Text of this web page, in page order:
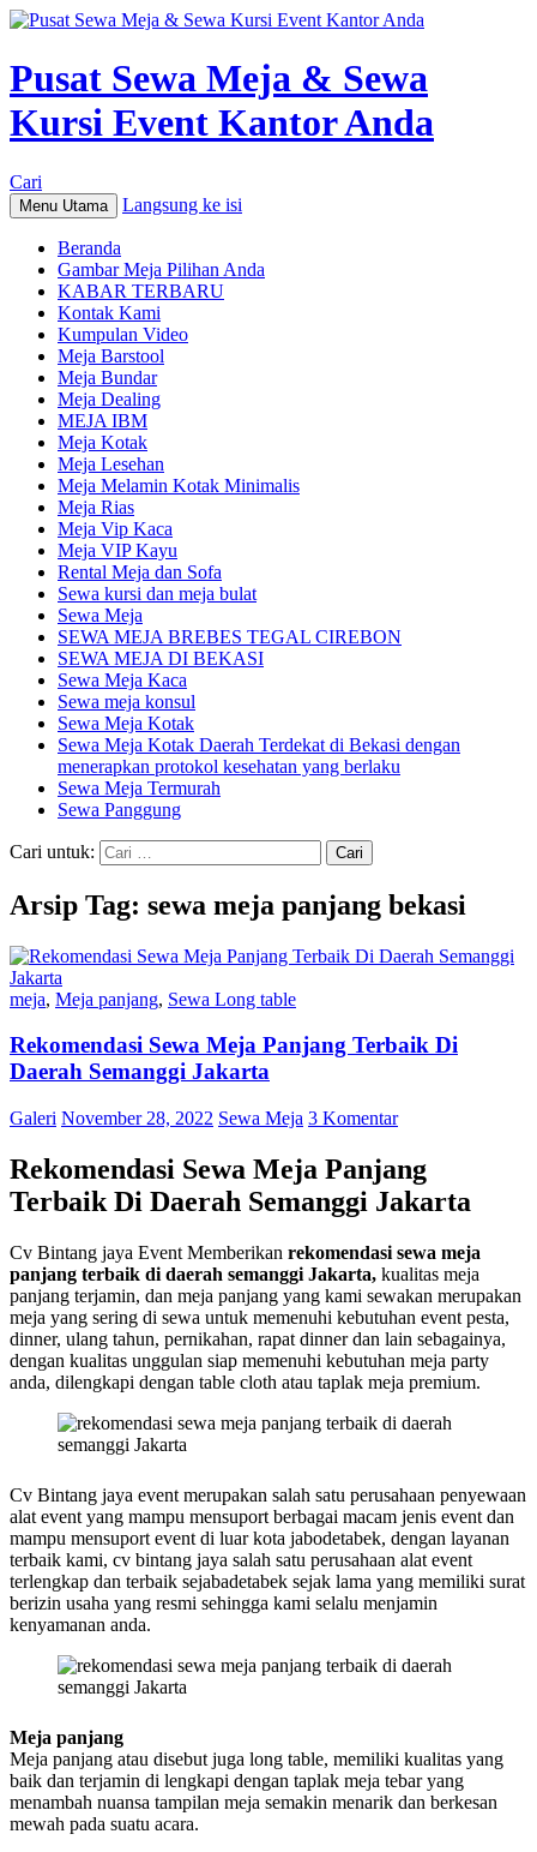
Pusat Sewa Meja & Sewa
Kursi Event Kantor Anda
Cari
Menu Utama Langsung ke isi
Beranda
Gambar Meja Pilihan Anda
KABAR TERBARU
Kontak Kami
Kumpulan Video
Meja Barstool
Meja Bundar
Meja Dealing
MEJA IBM
Meja Kotak
Meja Lesehan
Meja Melamin Kotak Minimalis
Meja Rias
Meja Vip Kaca
Meja VIP Kayu
Rental Meja dan Sofa
Sewa kursi dan meja bulat
Sewa Meja
SEWA MEJA BREBES TEGAL CIREBON
SEWA MEJA DI BEKASI
Sewa Meja Kaca
Sewa meja konsul
Sewa Meja Kotak
Sewa Meja Kotak Daerah Terdekat di Bekasi dengan
menerapkan protokol kesehatan yang berlaku
Sewa Meja Termurah
Sewa Panggung
Cari untuk:
Arsip Tag: sewa meja panjang bekasi
meja, Meja panjang, Sewa Long table
Rekomendasi Sewa Meja Panjang Terbaik Di
Daerah Semanggi Jakarta
Galeri November 28, 2022 Sewa Meja 3 Komentar
Rekomendasi Sewa Meja Panjang
Terbaik Di Daerah Semanggi Jakarta
Cv Bintang jaya Event Memberikan rekomendasi sewa meja
panjang terbaik di daerah semanggi Jakarta, kualitas meja
panjang terjamin, dan meja panjang yang kami sewakan merupakan
meja yang sering di sewa untuk memenuhi kebutuhan event pesta,
dinner, ulang tahun, pernikahan, rapat dinner dan lain sebagainya,
dengan kualitas unggulan siap memenuhi kebutuhan meja party
anda, dilengkapi dengan table cloth atau taplak meja premium.
Cv Bintang jaya event merupakan salah satu perusahaan penyewaan
alat event yang mampu mensuport berbagai macam jenis event dan
mampu mensuport event di luar kota jabodetabek, dengan layanan
terbaik kami, cv bintang jaya salah satu perusahaan alat event
terlengkap dan terbaik sejabadetabek sejak lama yang memiliki surat
berizin usaha yang resmi sehingga kami selalu menjamin
kenyamanan anda.
Meja panjang
Meja panjang atau disebut juga long table, memiliki kualitas yang
baik dan terjamin di lengkapi dengan taplak meja tebar yang
menambah nuansa tampilan meja semakin menarik dan berkesan
mewah pada suatu acara.